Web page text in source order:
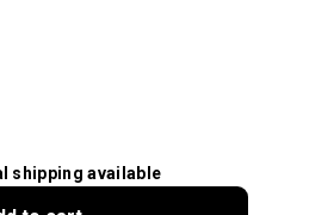
shipping available